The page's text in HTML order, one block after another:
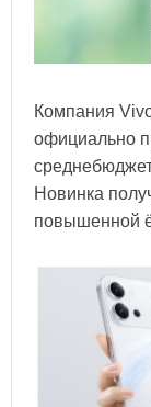
Компания
официально
Новинка
повышенной